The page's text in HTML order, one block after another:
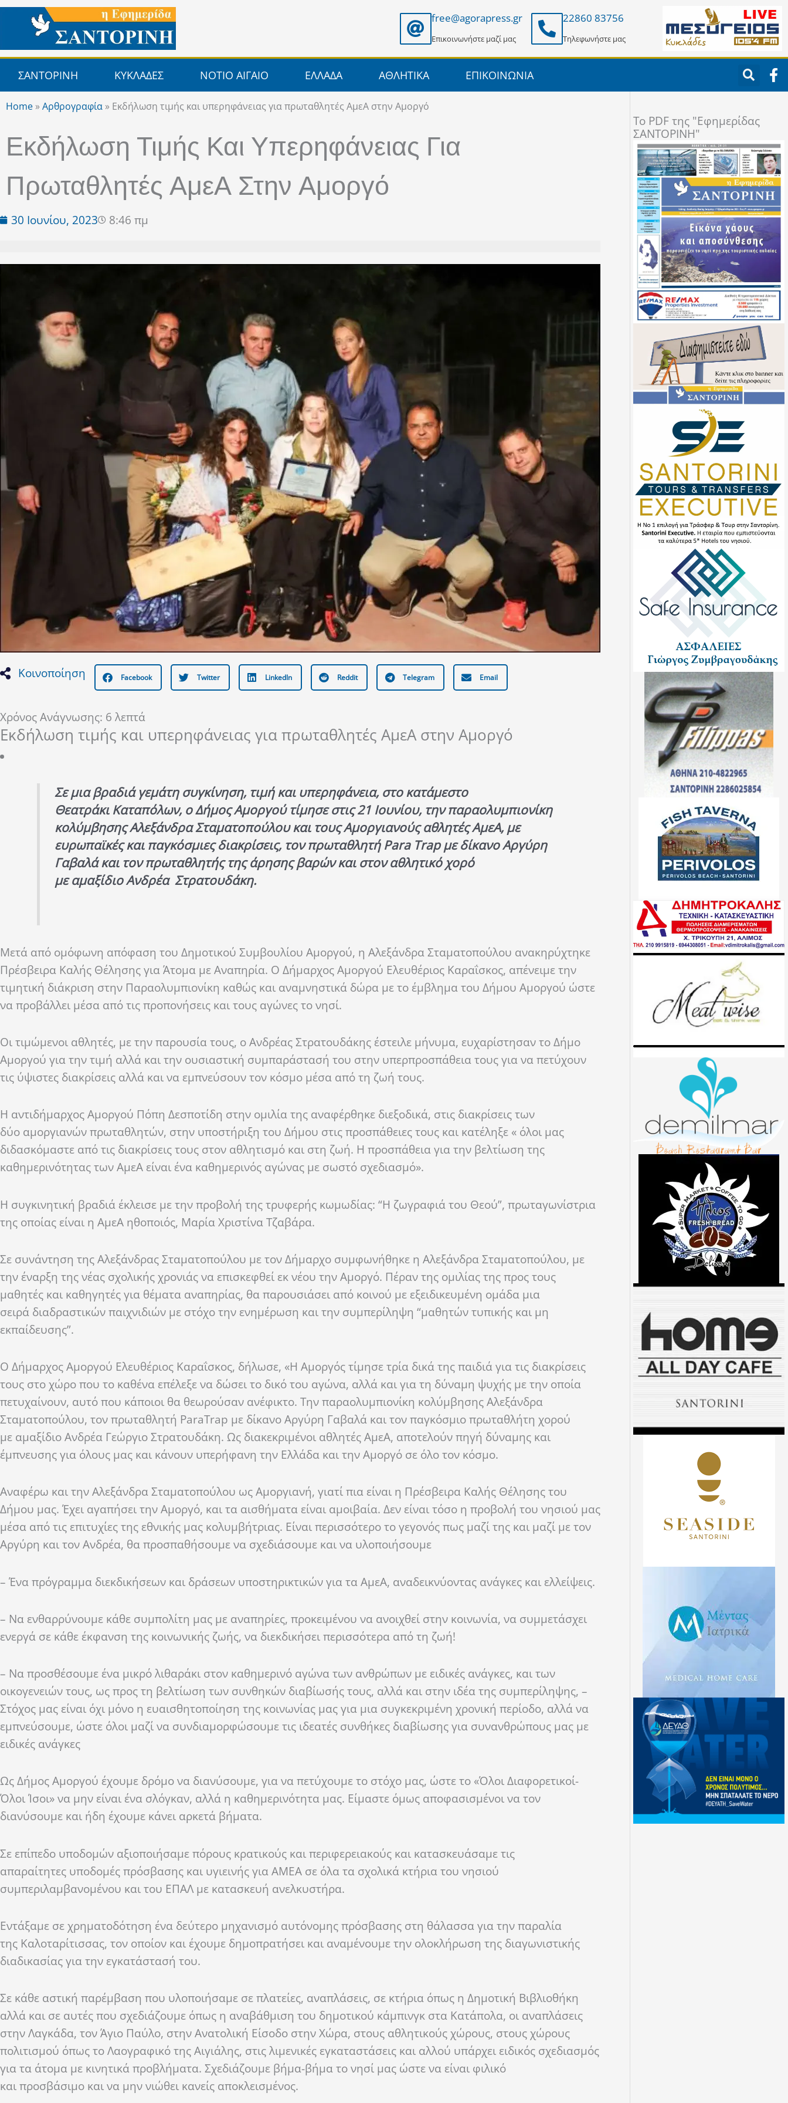
Μετάβαση
περιεχόμενο
free@agorapress.gr
Επικοινωνήστε μαζί μας
22860 83756
Τηλεφωνήστε μας
ΣΑΝΤΟΡΙΝΗ ΚΥΚΛΑΔΕΣ ΝΟΤΙΟ ΑΙΓΑΙΟ ΕΛΛΑΔΑ ΑΘΛΗΤΙΚΑ ΕΠΙΚΟΙΝΩΝΙΑ F
a
c
o
k
-
f
Home »Αρθρογραφία » Εκδήλωση τιμής και υπερηφάνειας για πρωταθλητές ΑμεΑ στην Αμοργό
Εκδήλωση Τιμής Και Υπερηφάνειας Για
Πρωταθλητές ΑμεΑ Στην Αμοργό
30 Ιουνίου, 2023 8:46 πμ
Κοινοποίηση Facebook Twitter LinkedIn Reddit Telegram Email
Χρόνος Ανάγνωσης: 6 λεπτά
Εκδήλωση τιμής και υπερηφάνειας για πρωταθλητές ΑμεΑ στην Αμοργό
Larger
Image
Σε μια βραδιά γεμάτη συγκίνηση, τιμή και υπερηφάνεια, στο κατάμεστο
Θεατράκι Καταπόλων, ο Δήμος Αμοργού τίμησεστις 21 Ιουνίου, τηνπαραολυμπιονίκη
κολύμβησης Αλεξάνδρα Σταματοπούλου και τουςΑμοργιανούςαθλητέςΑμεΑ,με
ευρωπαϊκές και παγκόσμιες διακρίσεις, τον πρωταθλητή Para TrapμεδίκανοΑργύρη
Γαβαλά και τονπρωταθλητής τηςάρησηςβαρών και στον αθλητικό χορό
μεαμαξίδιοΑνδρέα Στρατουδάκη.
Μετά από ομόφωνη απόφαση του Δημοτικού Συμβουλίου Αμοργού, η Αλεξάνδρα Σταματοπούλου ανακηρύχτηκε
Πρέσβειρα Καλής Θέλησης για Άτομα με Αναπηρία. Ο Δήμαρχος Αμοργού Ελευθέριος Καραΐσκος, απένειμε την
τιμητική διάκριση στην Παραολυμπιονίκη καθώς και αναμνηστικά δώρα με το έμβλημα του Δήμου Αμοργού ώστε
να προβάλλει μέσα από τις προπονήσεις και τους αγώνες το νησί.
Οι τιμώμενοι αθλητές, με την παρουσία τους, ο Ανδρέας Στρατουδάκης έστειλε μήνυμα, ευχαρίστησαντο Δήμο
Αμοργού για την τιμή αλλά και την ουσιαστική συμπαράστασή του στην υπερπροσπάθεια τους για να πετύχουν
τις ύψιστες διακρίσεις αλλά και να εμπνεύσουν τον κόσμο μέσα από τη ζωή τους.
Η αντιδήμαρχος Αμοργού Πόπη Δεσποτίδη στην ομιλία της αναφέρθηκε διεξοδικά, στις διακρίσεις των
δύο αμοργιανώνπρωταθλητών, στην υποστήριξη του Δήμου στις προσπάθειες τους και κατέληξε « όλοι μας
διδασκόμαστε από τις διακρίσεις τους στον αθλητισμό και στη ζωή. Η προσπάθεια για την βελτίωση της
καθημερινότητας τωνΑμεΑ είναι ένα καθημερινός αγώνας με σωστό σχεδιασμό».
Η συγκινητική βραδιά έκλεισε με την προβολή της τρυφερής κωμωδίας: “Η ζωγραφιά του Θεού”, πρωταγωνίστρια
της οποίας είναι η ΑμεΑ ηθοποιός, Μαρία Χριστίνα Τζαβάρα.
Σε συνάντηση της Αλεξάνδρας Σταματοπούλου με τον Δήμαρχο συμφωνήθηκε η Αλεξάνδρα Σταματοπούλου, με
την έναρξη της νέας σχολικής χρονιάς να επισκεφθεί εκ νέου την Αμοργό. Πέραν της ομιλίας της προς τους
μαθητές και καθηγητές για θέματα αναπηρίας, θα παρουσιάσει από κοινού με εξειδικευμένη ομάδα μια
σειρά διαδραστικώνπαιχνιδιών με στόχο την ενημέρωση και την συμπερίληψη “μαθητών τυπικής και μη
εκπαίδευσης”.
Ο Δήμαρχος Αμοργού Ελευθέριος Καραΐσκος, δήλωσε, «Η Αμοργός τίμησετρία δικά της παιδιά για τις διακρίσεις
τους στο χώρο που το καθένα επέλεξε να δώσει το δικό του αγώνα, αλλά και για τη δύναμη ψυχής με την οποία
πετυχαίνουν, αυτό που κάποιοι θα θεωρούσαν ανέφικτο. Τηνπαραολυμπιονίκη κολύμβησης Αλεξάνδρα
Σταματοπούλου, τον πρωταθλητή ParaTrap με δίκανοΑργύρη Γαβαλά και τονπαγκόσμιοπρωταθλήτη χορού
με αμαξίδιοΑνδρέα ΓεώργιοΣτρατουδάκη. Ως διακεκριμένοι αθλητέςΑμεΑ, αποτελούν πηγή δύναμης και
έμπνευσης για όλους μας και κάνουν υπερήφανη την Ελλάδα και την Αμοργό σε όλο τον κόσμο.
Αναφέρω και την Αλεξάνδρα Σταματοπούλου ως Αμοργιανή, γιατί πια είναι η Πρέσβειρα Καλής Θέλησης του
Δήμου μας. Έχει αγαπήσει την Αμοργό, και τα αισθήματα είναι αμοιβαία. Δεν είναι τόσο η προβολή του νησιού μας
μέσα από τις επιτυχίες της εθνικής μας κολυμβήτριας. Είναι περισσότερο το γεγονός πως μαζίτης και μαζί με τον
Αργύρη και τον Ανδρέα, θα προσπαθήσουμε να σχεδιάσουμε και να υλοποιήσουμε
– Ένα πρόγραμμα διεκδικήσεων και δράσεων υποστηρικτικών για ταΑμεΑ, αναδεικνύοντας ανάγκες και ελλείψεις.
– Να ενθαρρύνουμε κάθε συμπολίτη μας με αναπηρίες, προκειμένου να ανοιχθεί στην κοινωνία, να συμμετάσχει
ενεργά σε κάθε έκφανση της κοινωνικής ζωής, να διεκδικήσει περισσότερα από τη ζωή!
– Να προσθέσουμε ένα μικρό λιθαράκι στον καθημερινό αγώνα των ανθρώπων με ειδικές ανάγκες, και των
οικογενειών τους, ως προς τη βελτίωση των συνθηκών διαβίωσής τους, αλλά και στην ιδέα της συμπερίληψης, –
Στόχος μας είναι όχι μόνο η ευαισθητοποίηση της κοινωνίας μας για μια συγκεκριμένη χρονική περίοδο, αλλά να
εμπνεύσουμε, ώστε όλοι μαζί να συνδιαμορφώσουμετις ιδεατές συνθήκες διαβίωσης για συνανθρώπους μας με
ειδικές ανάγκες
Ως Δήμος Αμοργού έχουμε δρόμο να διανύσουμε, για να πετύχουμε το στόχο μας, ώστε το «Όλοι Διαφορετικοί-
Όλοι Ίσοι» να μην είναι ένα σλόγκαν, αλλά η καθημερινότητα μας. Είμαστε όμως αποφασισμένοι να τον
διανύσουμε και ήδη έχουμε κάνει αρκετά βήματα.
Σε επίπεδο υποδομών αξιοποιήσαμε πόρους κρατικούς και περιφερειακούς και κατασκευάσαμε τις
απαραίτητες υποδομές πρόσβασης και υγιεινής για ΑΜΕΑ σε όλα τα σχολικά κτήρια του νησιού
συμπεριλαμβανομένου και του ΕΠΑΛ με κατασκευή ανελκυστήρα.
Εντάξαμε σε χρηματοδότηση ένα δεύτερο μηχανισμό αυτόνομης πρόσβασης στη θάλασσα για τηνπαραλία
της Καλοταρίτισσας, τον οποίον και έχουμε δημοπρατήσει και αναμένουμε την ολοκλήρωση της διαγωνιστικής
διαδικασίας για την εγκατάστασή του.
Σε κάθε αστική παρέμβαση που υλοποιήσαμε σε πλατείες, αναπλάσεις, σε κτήρια όπως η Δημοτική Βιβλιοθήκη
αλλά και σε αυτές που σχεδιάζουμε όπως η αναβάθμιση του δημοτικού κάμπινγκ στα Κατάπολα, οι αναπλάσεις
στην Λαγκάδα, τον Άγιο Παύλο, στην Ανατολική Είσοδο στην Χώρα, στους αθλητικούς χώρους, στους χώρους
πολιτισμού όπως το Λαογραφικό τηςΑιγιάλης, στις λιμενικές εγκαταστάσεις και αλλού υπάρχει ειδικός σχεδιασμός
γιατα άτομα με κινητικά προβλήματα. Σχεδιάζουμε βήμα-βήμα το νησί μας ώστε να είναι φιλικό
καιπροσβάσιμο και να μην νιώθει κανείς αποκλεισμένος.
To PDF της "Εφημερίδας
ΣΑΝΤΟΡΙΝΗ"